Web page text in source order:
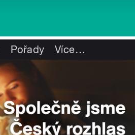
Pořady Více…